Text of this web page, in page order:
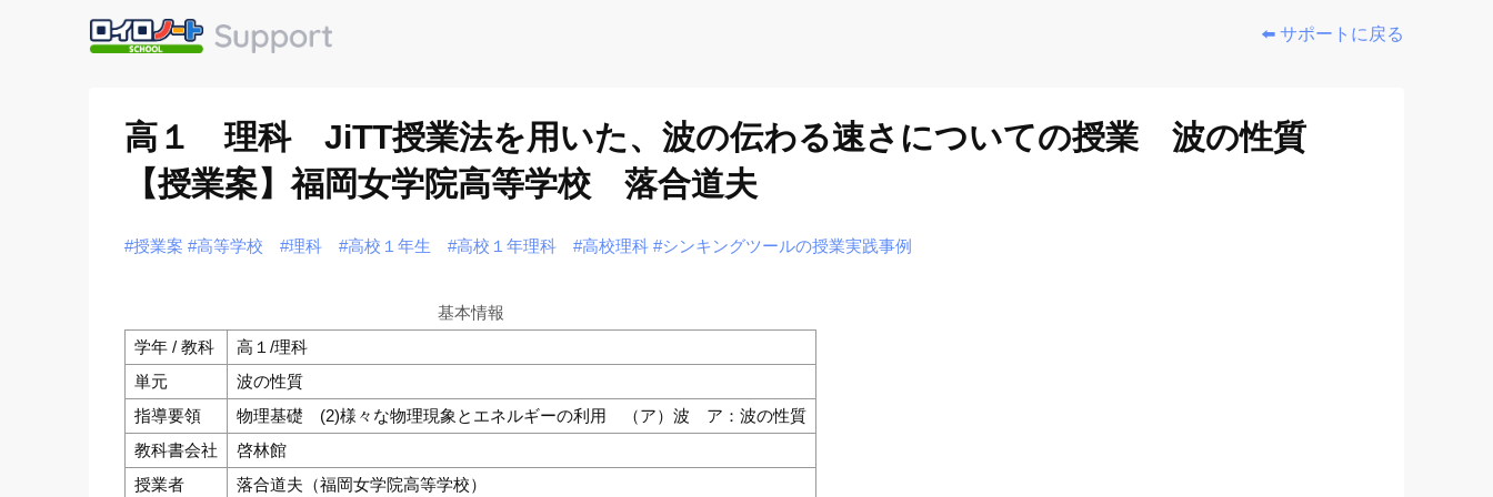
⬅️ サポートに戻る
高１ 理科 JiTT授業法を用いた、波の伝わる速さについての授業 波の性質
【授業案】福岡女学院高等学校 落合道夫
#授業案 #高等学校 #理科 #高校１年生 #高校１年理科 #高校理科 #シンキングツールの授業実践事例
基本情報
学年 / 教科
高１/理科
単元
波の性質
指導要領
物理基礎 (2)様々な物理現象とエネルギーの利用 （ア）波 ア：波の性質
教科書会社
啓林館
授業者
落合道夫（福岡女学院高等学校）